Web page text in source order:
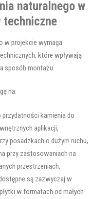
naturalnego w
techniczne
w projekcie wymaga
które wpływają
sposób montażu.
na:
przydatności kamienia do
aplikacji,
posadzkach o dużym ruchu,
przy zastosowaniach na
przestrzeniach,
są zazwyczaj w
w formatach od małych